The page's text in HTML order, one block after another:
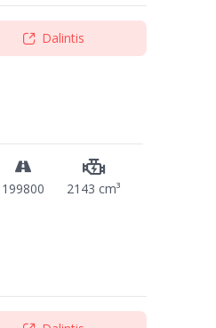
Dalintis
199800 2143 cm³